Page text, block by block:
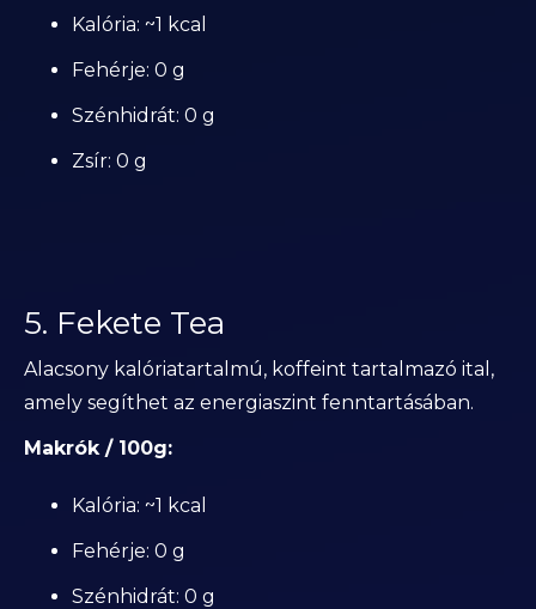
Kalória: ~1 kcal
Fehérje: 0 g
Szénhidrát: 0 g
Zsír: 0 g
5. Fekete Tea
Alacsony kalóriatartalmú, koffeint tartalmazó ital,
amely segíthet az energiaszint fenntartásában.
Makrók / 100g:
Kalória: ~1 kcal
Fehérje: 0 g
Szénhidrát: 0 g